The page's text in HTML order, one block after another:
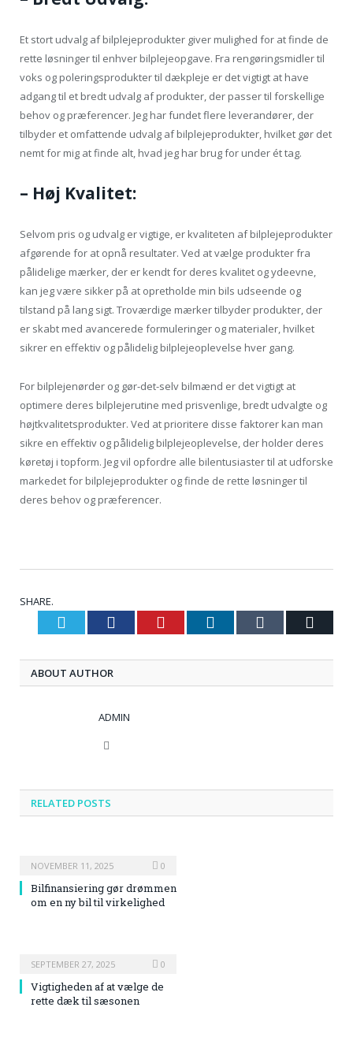
Et stort udvalg af bilplejeprodukter giver mulighed for at finde de
rette løsninger til enhver bilplejeopgave. Fra rengøringsmidler til
voks og poleringsprodukter til dækpleje er det vigtigt at have
adgang til et bredt udvalg af produkter, der passer til forskellige
behov og præferencer. Jeg har fundet flere leverandører, der
tilbyder et omfattende udvalg af bilplejeprodukter, hvilket gør det
nemt for mig at finde alt, hvad jeg har brug for under ét tag.
– Høj Kvalitet:
Selvom pris og udvalg er vigtige, er kvaliteten af ​​bilplejeprodukter
afgørende for at opnå resultater. Ved at vælge produkter fra
pålidelige mærker, der er kendt for deres kvalitet og ydeevne,
kan jeg være sikker på at opretholde min bils udseende og
tilstand på lang sigt. Troværdige mærker tilbyder produkter, der
er skabt med avancerede formuleringer og materialer, hvilket
sikrer en effektiv og pålidelig bilplejeoplevelse hver gang.
For bilplejenørder og gør-det-selv bilmænd er det vigtigt at
optimere deres bilplejerutine med prisvenlige, bredt udvalgte og
højtkvalitetsprodukter. Ved at prioritere disse faktorer kan man
sikre en effektiv og pålidelig bilplejeoplevelse, der holder deres
køretøj i topform. Jeg vil opfordre alle bilentusiaster til at udforske
markedet for bilplejeprodukter og finde de rette løsninger til
deres behov og præferencer.
SHARE.
Twitter Facebook Pinterest LinkedIn Tumblr
ABOUT AUTHOR
ADMIN
RELATED POSTS
NOVEMBER 11, 2025 0
Bilfinansiering gør drømmen
om en ny bil til virkelighed
SEPTEMBER 27, 2025 0
Vigtigheden af at vælge de
rette dæk til sæsonen